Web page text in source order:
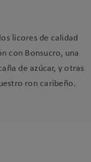
licores de calidad
con Bonsucro, una
de azúcar, y otras
ron caribeño.